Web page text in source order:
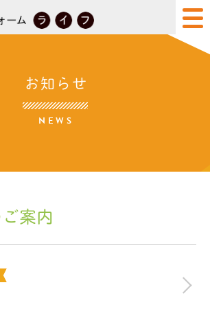
お知らせ
NEWS
案内